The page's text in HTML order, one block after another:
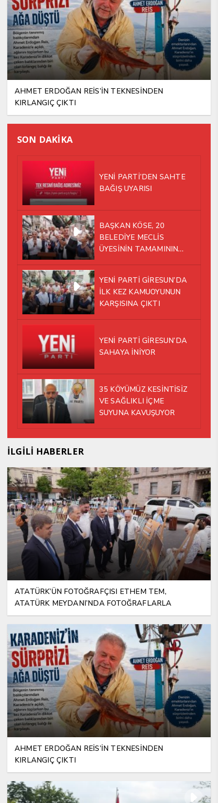
AHMET ERDOĞAN REİS’İN TEKNESİNDEN
KIRLANGIÇ ÇIKTI
SON DAKİKA
YENİ PARTİ’DEN SAHTE
BAĞIŞ UYARISI
BAŞKAN KÖSE, 20
BELEDİYE MECLİS
ÜYESİNİN TAMAMININ
YÜRÜMEYE KARAR VERDİK
YENİ PARTİ GİRESUN’DA
İLK KEZ KAMUOYUNUN
KARŞISINA ÇIKTI
YENİ PARTİ GİRESUN’DA
SAHAYA İNİYOR
35 KÖYÜMÜZ KESİNTİSİZ
VE SAĞLIKLI İÇME
SUYUNA KAVUŞUYOR
İLGİLİ HABERLER
ATATÜRK’ÜN FOTOĞRAFÇISI ETHEM TEM,
ATATÜRK MEYDANI’NDA FOTOĞRAFLARLA
YAŞATILIYOR
AHMET ERDOĞAN REİS’İN TEKNESİNDEN
KIRLANGIÇ ÇIKTI